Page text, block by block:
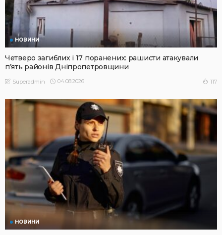
НОВИНИ
Четверо загиблих і 17 поранених: рашисти атакували
п’ять районів Дніпропетровщини
Superadmin 04.08.2026 117
НОВИНИ